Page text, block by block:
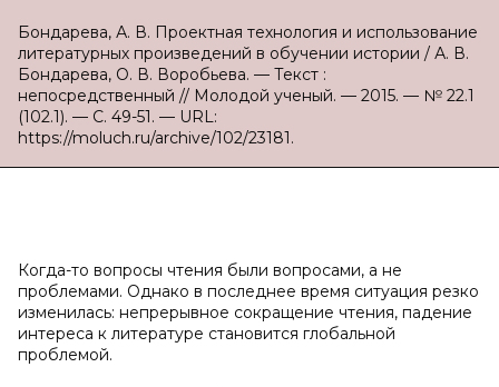
Бондарева, А. В. Проектная технология и использование
литературных произведений в обучении истории / А. В.
Бондарева, О. В. Воробьева. — Текст :
непосредственный // Молодой ученый. — 2015. — № 22.1
(102.1). — С. 49-51. — URL:
https://moluch.ru/archive/102/23181.
Когда-то вопросы чтения были вопросами, а не
проблемами. Однако в последнее время ситуация резко
изменилась: непрерывное сокращение чтения, падение
интереса к литературе становится глобальной
проблемой.